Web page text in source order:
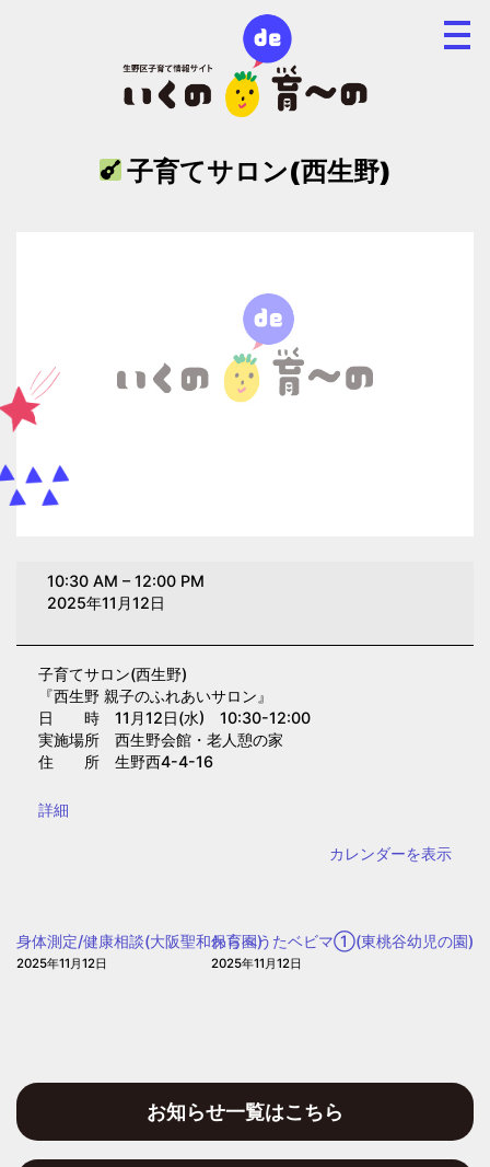
子育てサロン(西生野)
10:30 AM –12:00 PM
2025年11月12日
子育てサロン(西生野)
『西生野 親子のふれあいサロン』
日 時 11月12日(水) 10:30-12:00
実施場所 西生野会館・老人憩の家
住 所 生野西4-4-16
{title}
詳細
カレンダーを表示
身体測定/健康相談(大阪聖和保育園)
2025年11月12日
わらべうたベビマ①(東桃谷幼児の園)
2025年11月12日
お知らせ一覧はこちら